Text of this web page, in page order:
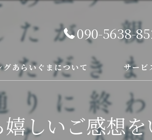
090-5638-
あらいぐまについて サービ
エアコン
しいご感想